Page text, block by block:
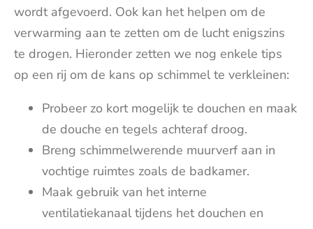
wordt afgevoerd. Ook kan het helpen om de
verwarming aan te zetten om de lucht enigszins
te drogen. Hieronder zetten we nog enkele tips
op een rij om de kans op schimmel te verkleinen:
Probeer zo kort mogelijk te douchen en maak
de douche en tegels achteraf droog.
Breng schimmelwerende muurverf aan in
vochtige ruimtes zoals de badkamer.
Maak gebruik van het interne
ventilatiekanaal tijdens het douchen en